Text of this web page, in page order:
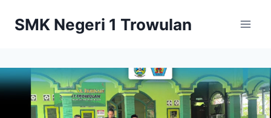
SMK Negeri 1 Trowulan